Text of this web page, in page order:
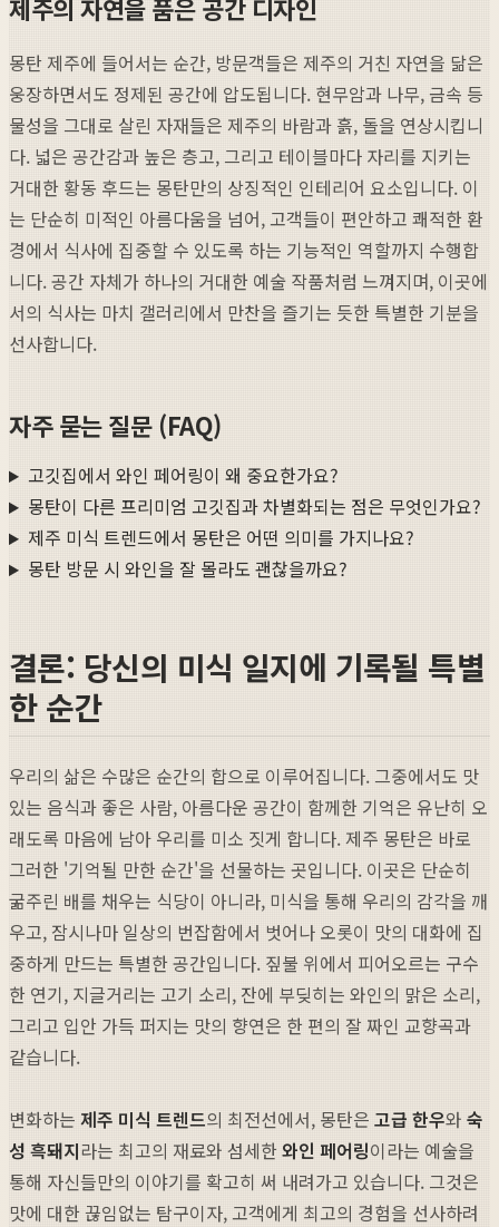
제주의 자연을 품은 공간 디자인
몽탄 제주에 들어서는 순간, 방문객들은 제주의 거친 자연을 닮은
웅장하면서도 정제된 공간에 압도됩니다. 현무암과 나무, 금속 등
물성을 그대로 살린 자재들은 제주의 바람과 흙, 돌을 연상시킵니
다. 넓은 공간감과 높은 층고, 그리고 테이블마다 자리를 지키는
거대한 황동 후드는 몽탄만의 상징적인 인테리어 요소입니다. 이
는 단순히 미적인 아름다움을 넘어, 고객들이 편안하고 쾌적한 환
경에서 식사에 집중할 수 있도록 하는 기능적인 역할까지 수행합
니다. 공간 자체가 하나의 거대한 예술 작품처럼 느껴지며, 이곳에
서의 식사는 마치 갤러리에서 만찬을 즐기는 듯한 특별한 기분을
선사합니다.
자주 묻는 질문 (FAQ)
고깃집에서 와인 페어링이 왜 중요한가요?
몽탄이 다른 프리미엄 고깃집과 차별화되는 점은 무엇인가요?
제주 미식 트렌드에서 몽탄은 어떤 의미를 가지나요?
몽탄 방문 시 와인을 잘 몰라도 괜찮을까요?
결론: 당신의 미식 일지에 기록될 특별
한 순간
우리의 삶은 수많은 순간의 합으로 이루어집니다. 그중에서도 맛
있는 음식과 좋은 사람, 아름다운 공간이 함께한 기억은 유난히 오
래도록 마음에 남아 우리를 미소 짓게 합니다. 제주 몽탄은 바로
그러한 '기억될 만한 순간'을 선물하는 곳입니다. 이곳은 단순히
굶주린 배를 채우는 식당이 아니라, 미식을 통해 우리의 감각을 깨
우고, 잠시나마 일상의 번잡함에서 벗어나 오롯이 맛의 대화에 집
중하게 만드는 특별한 공간입니다. 짚불 위에서 피어오르는 구수
한 연기, 지글거리는 고기 소리, 잔에 부딪히는 와인의 맑은 소리,
그리고 입안 가득 퍼지는 맛의 향연은 한 편의 잘 짜인 교향곡과
같습니다.
변화하는 제주 미식 트렌드의 최전선에서, 몽탄은 고급 한우와 숙
성 흑돼지라는 최고의 재료와 섬세한 와인 페어링이라는 예술을
통해 자신들만의 이야기를 확고히 써 내려가고 있습니다. 그것은
맛에 대한 끊임없는 탐구이자, 고객에게 최고의 경험을 선사하려